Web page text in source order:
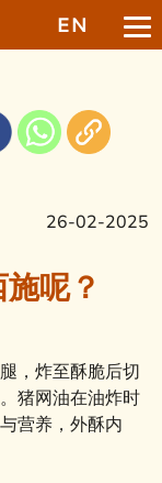
EN
26-02-2025
呢？
，炸至酥脆后切
猪网油在油炸时
营养，外酥内